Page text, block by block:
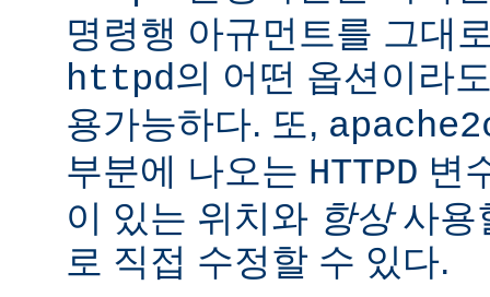
명령행 아규먼트를 그대
httpd의 어떤 옵션이라
용가능하다. 또,
부분에 나오는 HTTPD 변
이 있는 위치와 항상사용
로 직접 수정할 수 있다.